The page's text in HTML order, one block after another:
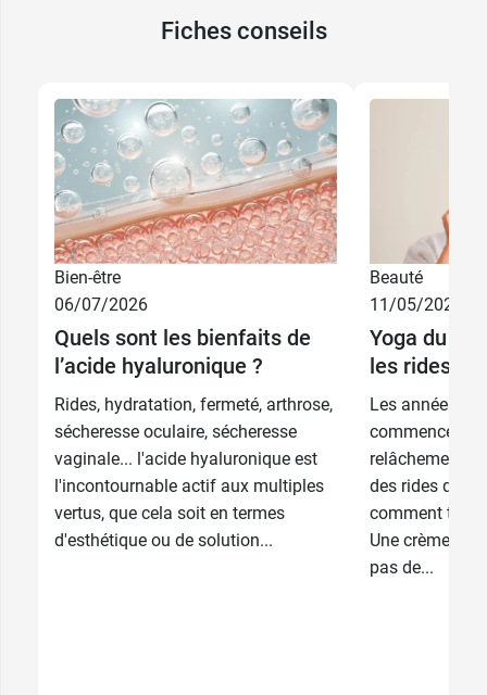
30 ml +
sérum et
solaire offerts
32,99 €
30 ml 31,99 €
Fiches conseils
Bien-être
06/07/2026
Quels sont les bienfaits de
l’acide hyaluronique ?
Rides, hydratation, fermeté, arthrose,
sécheresse oculaire, sécheresse
vaginale... l'acide hyaluronique est
l'incontournable actif aux multiples
vertus, que cela soit en termes
d'esthétique ou de solution...
Beauté
11/05/2026
Yoga du
les rides
Les années
commence à
relâchement
des rides qui
comment
Une crème,
pas de...